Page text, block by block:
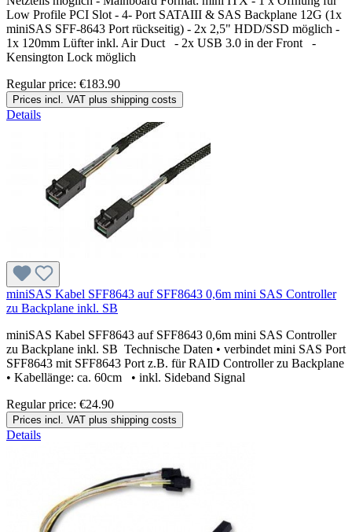
Low Profile PCI Slot - 4- Port SATAIII & SAS Backplane 12G (1x
miniSAS SFF-8643 Port rückseitig) - 2x 2,5" HDD/SSD möglich -
1x 120mm Lüfter inkl. Air Duct - 2x USB 3.0 in der Front -
Kensington Lock möglich
Regular price: €183.90
Prices incl. VAT plus shipping costs
Details
miniSAS Kabel SFF8643 auf SFF8643 0,6m mini SAS Controller
zu Backplane inkl. SB
miniSAS Kabel SFF8643 auf SFF8643 0,6m mini SAS Controller
zu Backplane inkl. SB Technische Daten • verbindet mini SAS Port
SFF8643 mit SFF8643 Port z.B. für RAID Controller zu Backplane
• Kabellänge: ca. 60cm • inkl. Sideband Signal
Regular price: €24.90
Prices incl. VAT plus shipping costs
Details